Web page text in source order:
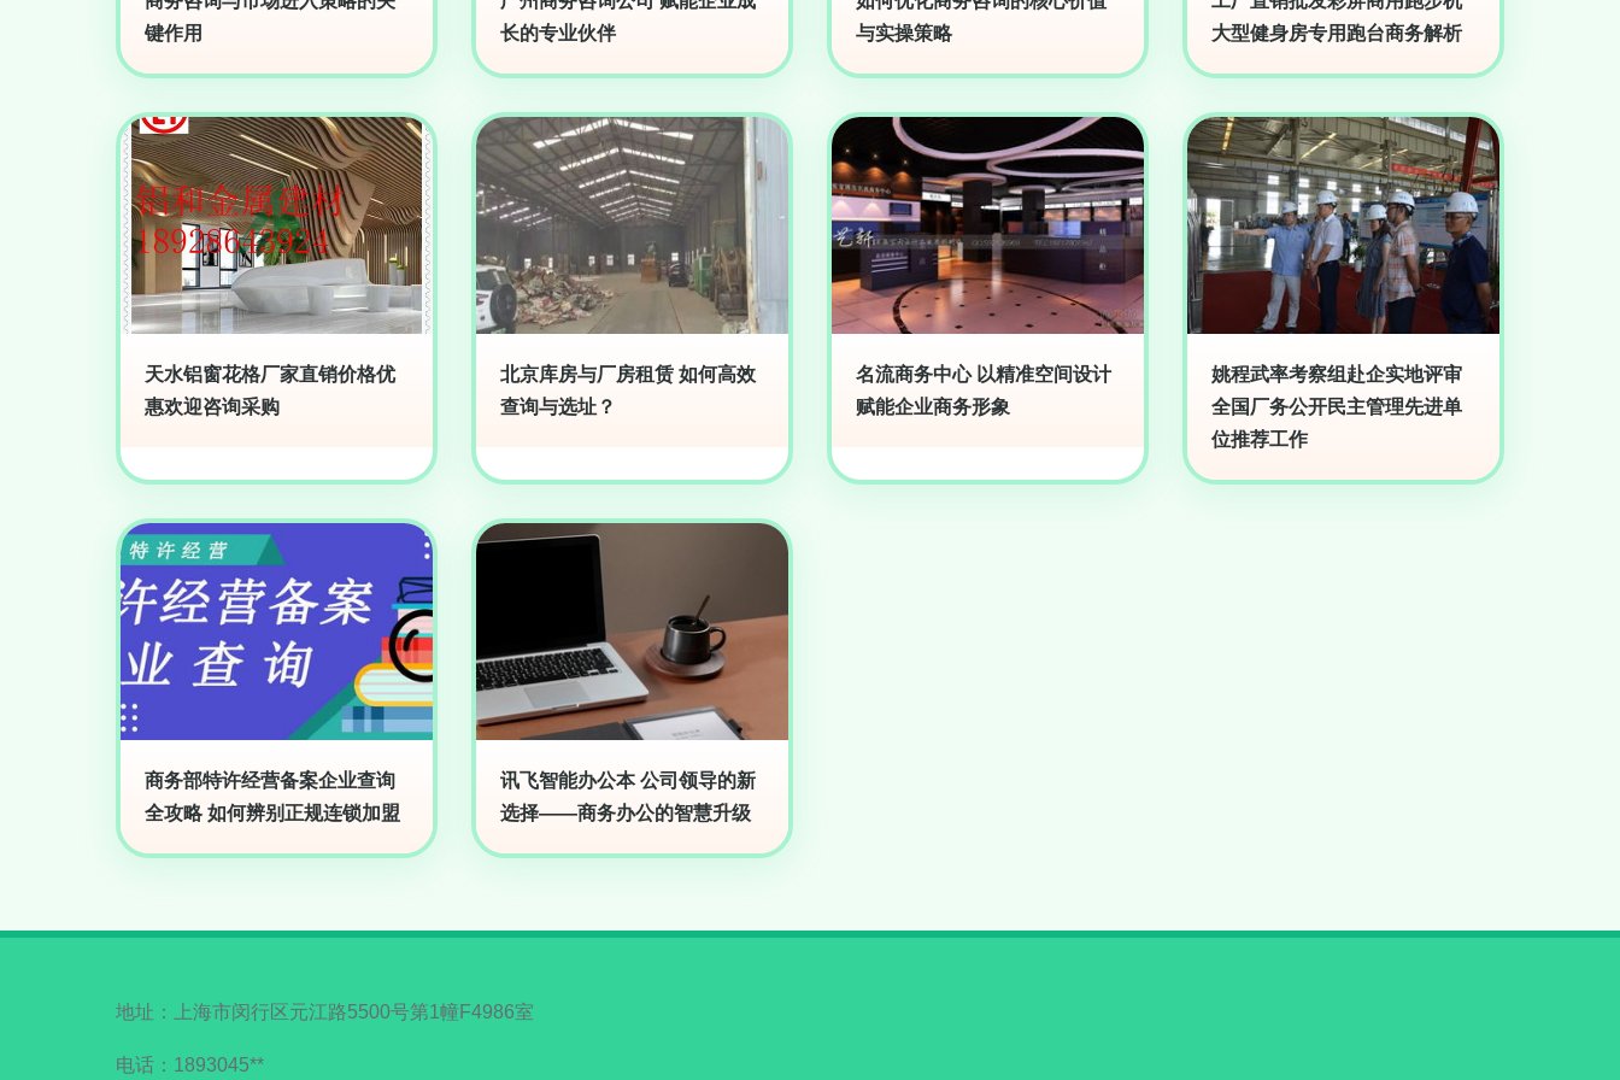
键作用
长的专业伙伴
与实操策略
大型健身房专用跑台商务解析
天水铝窗花格厂家直销价格优
惠欢迎咨询采购
北京库房与厂房租赁 如何高效
查询与选址？
名流商务中心 以精准空间设计
赋能企业商务形象
姚程武率考察组赴企实地评审
全国厂务公开民主管理先进单
位推荐工作
商务部特许经营备案企业查询
全攻略 如何辨别正规连锁加盟
讯飞智能办公本 公司领导的新
选择——商务办公的智慧升级
地址：上海市闵行区元江路5500号第1幢F4986室
电话：1893045**